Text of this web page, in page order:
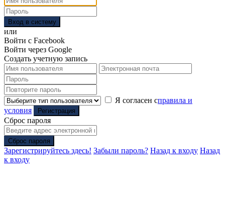
Вход в систему
или
Войти с Facebook
Войти через Google
Создать учетную запись
Я согласен справила и
условия
Регистрация
Сброс пароля
Сброс пароля
Зарегистрируйтесь здесь! Забыли пароль? Назад к входу Назад
к входу